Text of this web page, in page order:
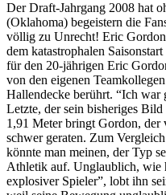
Der Draft-Jahrgang 2008 hat
(Oklahoma) begeistern die
völlig zu Unrecht! Eric Gordon
dem katastrophalen
für den 20-jährigen Eric
von den eigenen
Hallendecke berührt. “Ich war
Letzte, der sein bisheriges
1,91 Meter bringt Gordon, der
schwer geraten. Zum
könnte man meinen, der Typ
Athletik auf. Unglaublich, wie
explosiver Spieler”, lobt ihn